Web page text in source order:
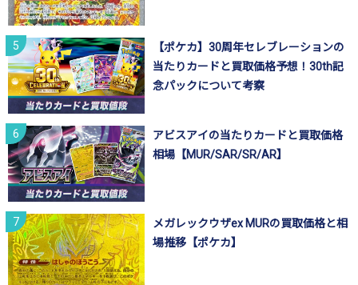
【ポケカ】30周年セレブレーションの
当たりカードと買取価格予想！30th記
念パックについて考察
アビスアイの当たりカードと買取価格
相場【MUR/SAR/SR/AR】
メガレックウザex MURの買取価格と相
場推移【ポケカ】